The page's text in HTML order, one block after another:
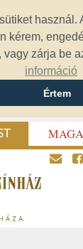
használ.
kérem,
vagy zárja be
információ
Értem